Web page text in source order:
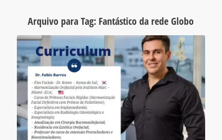
Arquivo para Tag: Fantástico da rede Globo